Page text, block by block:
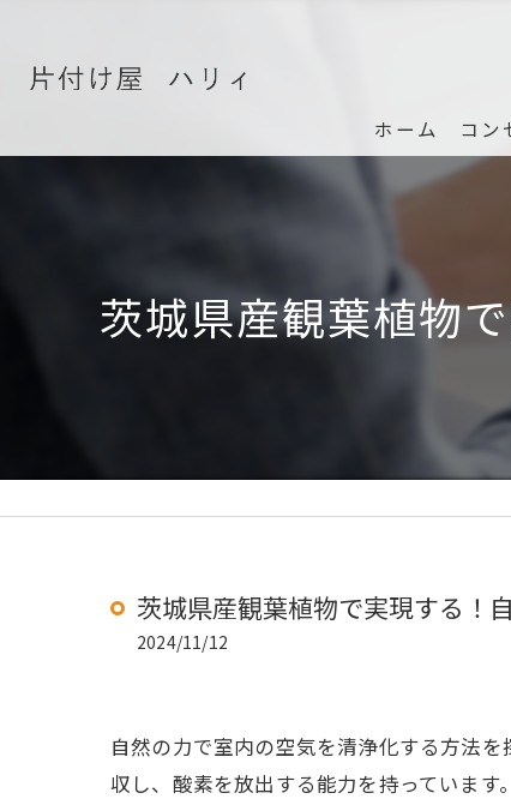
ホーム コン
茨城県産観葉植物
茨城県産観葉植物で実現する！
2024/11/12
自然の力で室内の空気を清浄化する方法
収し、酸素を放出する能力を持っていま